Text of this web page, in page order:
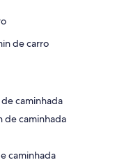
de carro
Restaurant - ‬2 min de caminhada
Club Hotel Motel - ‬1 min de caminhada
Lounge - ‬1 min de caminhada